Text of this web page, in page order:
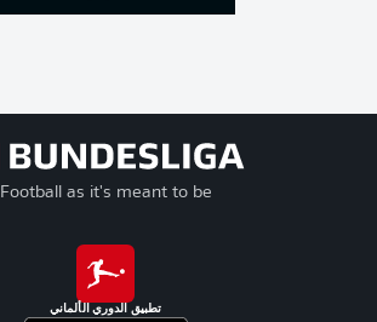
Football as it's meant to be
تطبيق الدوري الألماني